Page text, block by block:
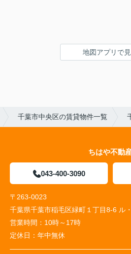
地図アプリで
千葉市中央区の賃貸物件一覧
ちはや不動
043-400-3090
〒263-0023
千葉県千葉市稲毛区緑町１丁目8-6 ル
営業時間： 10時～17時
定休日： 年中無休